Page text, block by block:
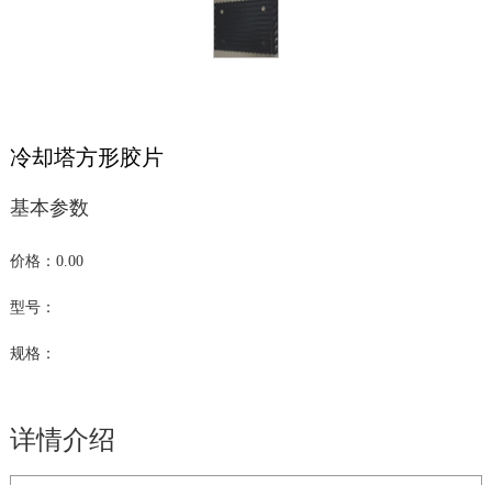
冷却塔方形胶片
基本参数
价格：0.00
型号：
规格：
详情介绍